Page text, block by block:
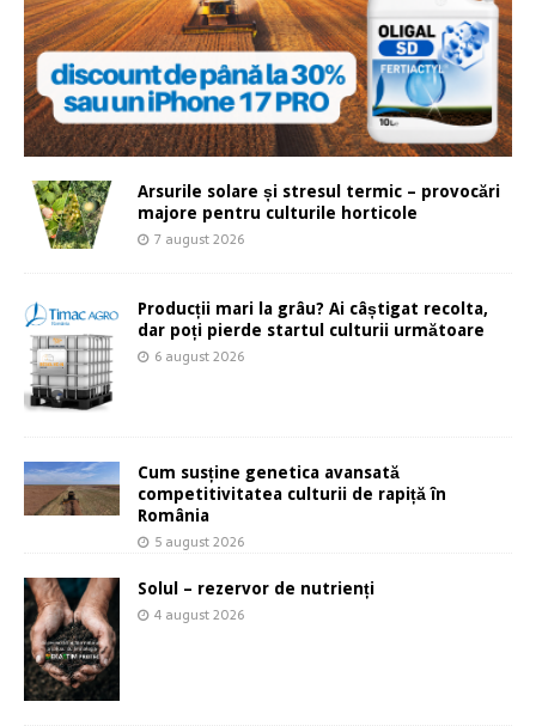
Arsurile solare și stresul termic – provocări
majore pentru culturile horticole
7 august 2026
Producții mari la grâu? Ai câștigat recolta,
dar poți pierde startul culturii următoare
6 august 2026
Cum susține genetica avansată
competitivitatea culturii de rapiță în
România
5 august 2026
Solul – rezervor de nutrienți
4 august 2026